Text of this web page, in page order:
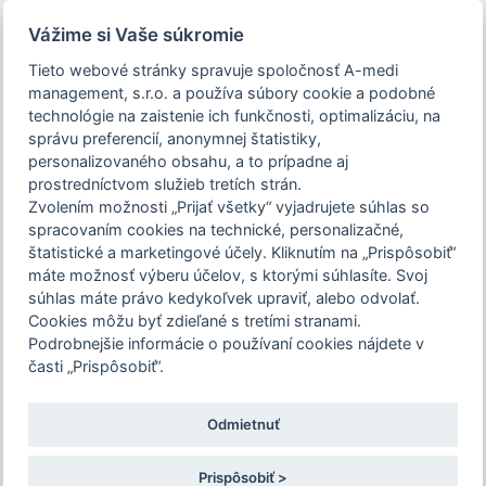
Toggle
navigation
Podujatie Inhalačná a antialergická liečba
v rukách VLD - stručné repetitórium pre
prax je určené len pre zdravotníckych
pracovníkov. Pre pokračovanie na stránku
podujatia, potvrďte prosím, že ste
zdravotníckym pracovníkom, alebo zvoľte
možnosť "Nepokračovať na stránku
Vytvorenie nového
používateľského účtu
Registrácia slúži na identifikáciu užívateľa a evidenciu
Vašich predplatených časopisov a registrácií na podujatie.
Prihlásení užívatelia majú možnosť vyplniť a odoslať
Vaše nové prihlasovacie údaje
Vážime si Vaše súkromie
Tieto webové stránky spravuje spoločnosť A-medi
management, s.r.o. a používa súbory cookie a podobné
technológie na zaistenie ich funkčnosti, optimalizáciu, na
správu preferencií, anonymnej štatistiky,
personalizovaného obsahu, a to prípadne aj
prostredníctvom služieb tretích strán.
Zvolením možnosti „Prijať všetky“ vyjadrujete súhlas so
spracovaním cookies na technické, personalizačné,
štatistické a marketingové účely. Kliknutím na „Prispôsobiť“
máte možnosť výberu účelov, s ktorými súhlasíte. Svoj
súhlas máte právo kedykoľvek upraviť, alebo odvolať.
Cookies môžu byť zdieľané s tretími stranami.
Podrobnejšie informácie o používaní cookies nájdete v
časti „Prispôsobiť“.
Odmietnuť
Prispôsobiť >